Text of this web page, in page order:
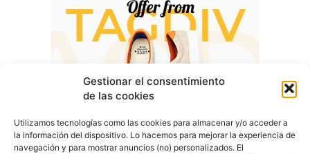
Gestionar el consentimiento
de las cookies
Utilizamos tecnologías como las cookies para almacenar y/o acceder a
la información del dispositivo. Lo hacemos para mejorar la experiencia de
navegación y para mostrar anuncios (no) personalizados. El